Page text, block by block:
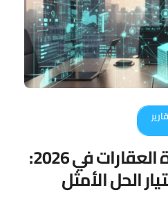
أفضل أنظمة إدارة العقارات في 2026:
الحل الأمثل